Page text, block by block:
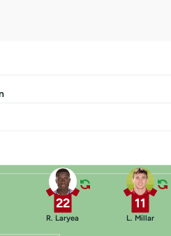
22
R. Laryea
11
L. Millar